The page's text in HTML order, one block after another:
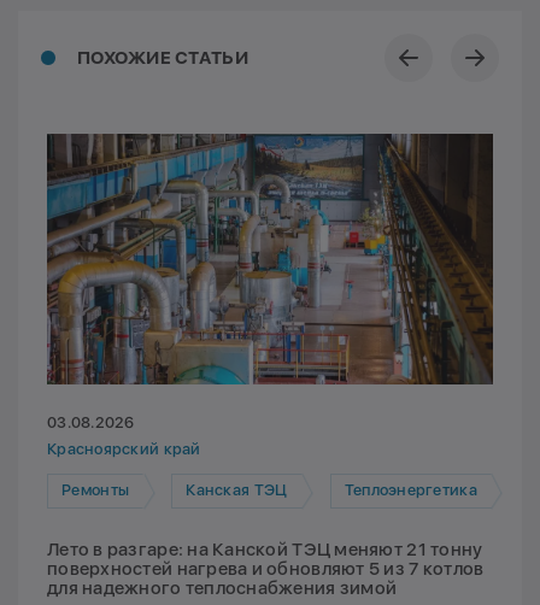
ПОХОЖИЕ СТАТЬИ
03.08.2026
Красноярский край
Ремонты Канская ТЭЦ Теплоэнергетика
Лето в разгаре: на Канской ТЭЦ меняют 21 тонну
поверхностей нагрева и обновляют 5 из 7 котлов
для надежного теплоснабжения зимой